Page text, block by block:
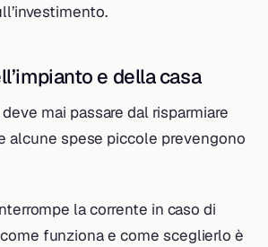
e della casa
mai passare dal risparmiare
alcune spese piccole prevengono
la corrente in caso di
funziona e come sceglierlo è